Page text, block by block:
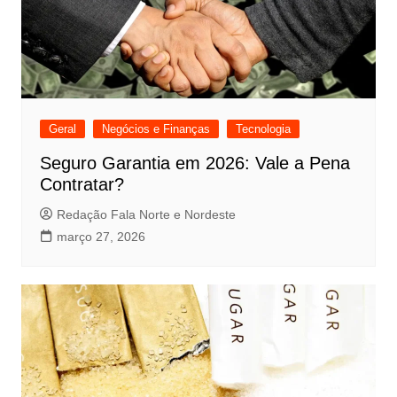
Geral Negócios e Finanças Tecnologia
Seguro Garantia em 2026: Vale a Pena
Contratar?
Redação Fala Norte e Nordeste
março 27, 2026